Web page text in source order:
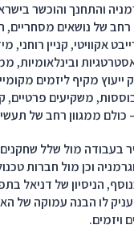
והתחנך והוכשר
של נושאים מסחריים,
אקוויטי, קניין רוחני,
ובינלאומיות,
מקיף ליזמים
משקיעים פרטיים,
כולם ממגוון רחב של
בעבודה מול שלל
וכן מול חברות
הניסיון של דניאל
לו הבנה עמוקה של